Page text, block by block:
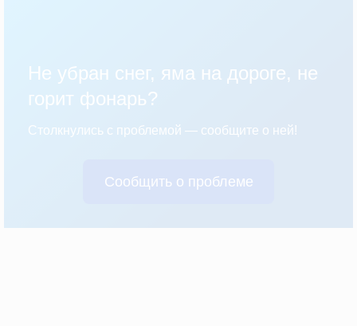
Не убран снег, яма на дороге, не
горит фонарь?
Столкнулись с проблемой — сообщите о ней!
Сообщить о проблеме